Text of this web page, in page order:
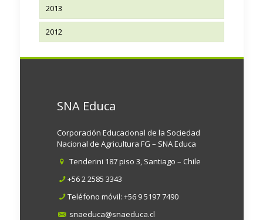
2013
2012
SNA Educa
Corporación Educacional de la Sociedad
Nacional de Agricultura FG – SNA Educa
Tenderini 187 piso 3, Santiago – Chile
+56 2 2585 3343
Teléfono móvil: +56 9 5197 7490
snaeduca@snaeduca.cl